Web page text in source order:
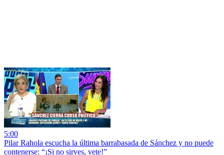
5:00
Pilar Rahola escucha la última barrabasada de Sánchez y no puede
contenerse: “¡Si no sirves, vete!”